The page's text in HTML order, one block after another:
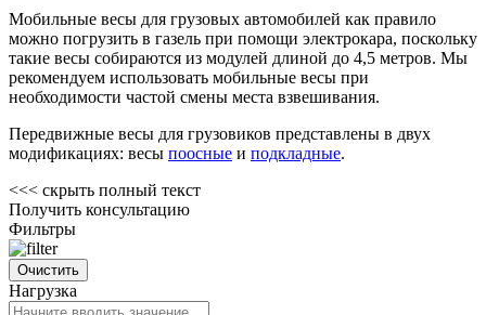
Мобильные весы для грузовых автомобилей как правило
можно погрузить в газель при помощи электрокара, поскольку
такие весы собираются из модулей длиной до 4,5 метров. Мы
рекомендуем использовать мобильные весы при
необходимости частой смены места взвешивания.
Передвижные весы для грузовиков представлены в двух
модификациях: весы поосные и подкладные.
<<< скрыть полный текст
Получить консультацию
Фильтры
Нагрузка